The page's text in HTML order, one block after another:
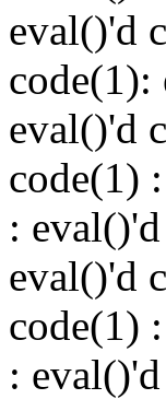
eval()'d
eval()'d
code(1)
:
eval()'d
code(1)
: